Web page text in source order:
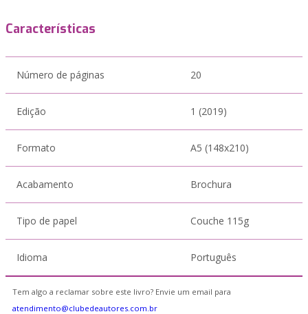
Características
Número de páginas 20
Edição 1 (2019)
Formato A5 (148x210)
Acabamento Brochura
Tipo de papel Couche 115g
Idioma Português
Tem algo a reclamar sobre este livro? Envie um email para
atendimento@clubedeautores.com.br